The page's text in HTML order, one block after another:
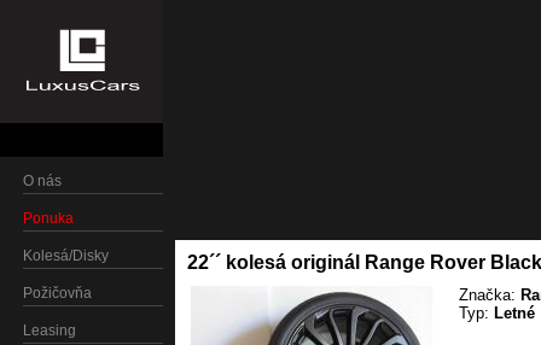
O nás
Ponuka
Kolesá/Disky
Požičovňa
Leasing
22´´ kolesá originál Range Rover
Značka:
Typ: Letné